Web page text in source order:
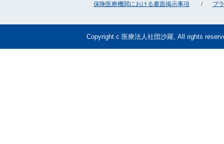
保険医療機関における書面掲示事項 プ
Copyright c 医療法人社団沙羅, All rights